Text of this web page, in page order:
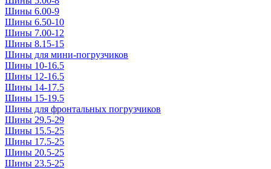
Шины 6.00-9
Шины 6.50-10
Шины 7.00-12
Шины 8.15-15
Шины для мини-погрузчиков
Шины 10-16.5
Шины 12-16.5
Шины 14-17.5
Шины 15-19.5
Шины для фронтальных погрузчиков
Шины 29.5-29
Шины 15.5-25
Шины 17.5-25
Шины 20.5-25
Шины 23.5-25